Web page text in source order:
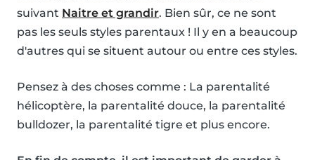
suivant Naitre et grandir. Bien sûr, ce ne sont
pas les seuls styles parentaux ! Il y en a beaucoup
d'autres qui se situent autour ou entre ces styles.
Pensez à des choses comme : La parentalité
hélicoptère, la parentalité douce, la parentalité
bulldozer, la parentalité tigre et plus encore.